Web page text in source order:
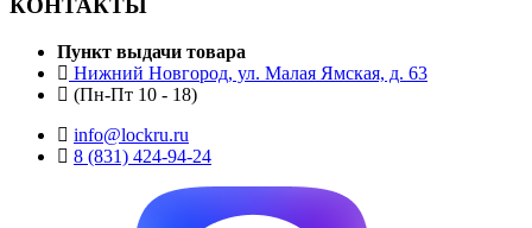
КОНТАКТЫ
Пункт выдачи товара
Нижний Новгород, ул. Малая Ямская, д. 63
(Пн-Пт 10 - 18)
info@lockru.ru
8 (831) 424-94-24